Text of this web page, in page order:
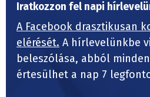
Iratkozzon fel napi
A Facebook drasztikusan
elérését. A hírlevelünkbe
beleszólása, abból
értesülhet a nap 7